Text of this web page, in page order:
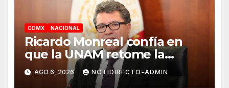
CDMX NACIONAL
Ricardo Monreal confía en
que la UNAM retome la
normalidad e inicie el
semestre mediante el diálogo
AGO 6, 2026 NOTIDIRECTO-ADMIN